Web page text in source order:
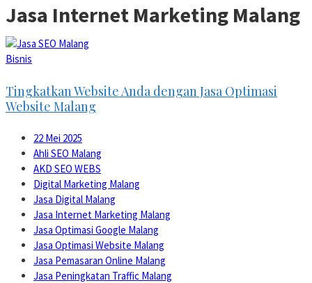
Jasa Internet Marketing Malang
Bisnis
Tingkatkan Website Anda dengan Jasa Optimasi
Website Malang
22 Mei 2025
Ahli SEO Malang
AKD SEO WEBS
Digital Marketing Malang
Jasa Digital Malang
Jasa Internet Marketing Malang
Jasa Optimasi Google Malang
Jasa Optimasi Website Malang
Jasa Pemasaran Online Malang
Jasa Peningkatan Traffic Malang